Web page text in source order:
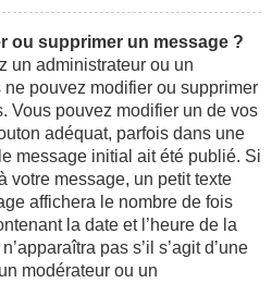
ou supprimer un message ?
un administrateur ou un
pouvez modifier ou supprimer
Vous pouvez modifier un de vos
adéquat, parfois dans une
message initial ait été publié. Si
votre message, un petit texte
affichera le nombre de fois
la date et l’heure de la
pas s’il s’agit d’une
modérateur ou un